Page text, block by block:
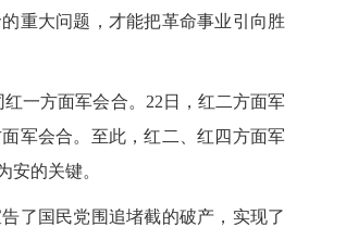
重大问题，才能把革命事业引向胜
一方面军会合。22日，红二方面军
军会合。至此，红二、红四方面军
安的关键。
国民党围追堵截的破产，实现了